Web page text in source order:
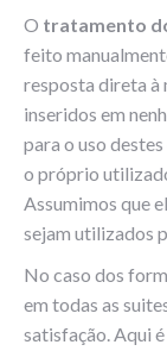
O tratamento
feito
resposta direta à
inseridos em
para o uso
o próprio
Assumimos que
sejam utilizados
No caso dos
em todas as
satisfação. Aqui